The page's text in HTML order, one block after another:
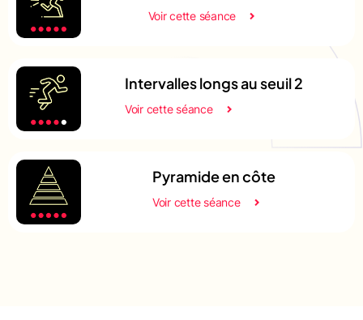
Voir cette séance
Intervalles longs au seuil 2
Voir cette séance
Pyramide en côte
Voir cette séance